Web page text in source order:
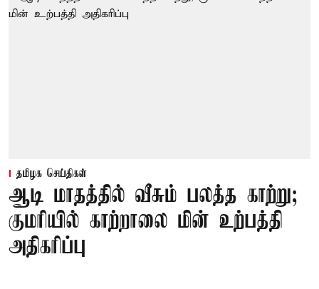
தமிழக செய்திகள்
ஆடி மாதத்தில் வீசும் பலத்த காற்று;
குமரியில் காற்றாலை மின் உற்பத்தி
அதிகரிப்பு